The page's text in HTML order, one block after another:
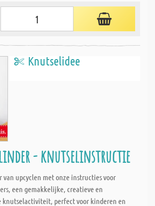
Knutselidee
- knutselinstructie
van upcyclen met onze instructies voor
een gemakkelijke, creatieve en
perfect voor kinderen en